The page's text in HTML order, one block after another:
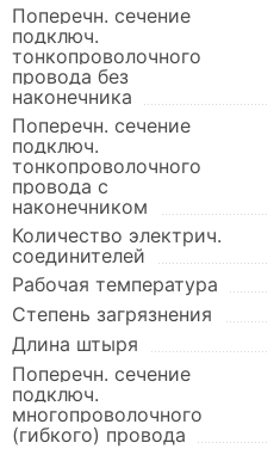
Поперечн. сечение
подключ.
тонкопроволочного
провода без
наконечника
Поперечн. сечение
подключ.
тонкопроволочного
провода с
наконечником
Количество электрич.
соединителей
Рабочая температура
Степень загрязнения
Длина штыря
Поперечн. сечение
подключ.
многопроволочного
(гибкого) провода